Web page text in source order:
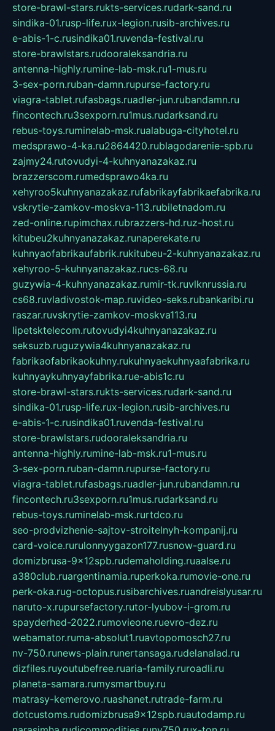
store-brawl-stars.rukts-services.rudark-sand.ru
sindika-01.rusp-life.rux-legion.rusib-archives.ru
e-abis-1-c.rusindika01.ruvenda-festival.ru
store-brawlstars.rudooraleksandria.ru
antenna-highly.rumine-lab-msk.ru1-mus.ru
3-sex-porn.ruban-damn.rupurse-factory.ru
viagra-tablet.rufasbags.ruadler-jun.rubandamn.ru
fincontech.ru3sexporn.ru1mus.rudarksand.ru
rebus-toys.ruminelab-msk.rualabuga-cityhotel.ru
medsprawo-4-ka.ru2864420.rublagodarenie-spb.ru
zajmy24.rutovudyi-4-kuhnyanazakaz.ru
brazzerscom.rumedsprawo4ka.ru
xehyroo5kuhnyanazakaz.rufabrikayfabrikaefabrika.ru
vskrytie-zamkov-moskva-113.rubiletnadom.ru
zed-online.rupimchax.rubrazzers-hd.ruz-host.ru
kitubeu2kuhnyanazakaz.runaperekate.ru
kuhnyaofabrikaufabrik.rukitubeu-2-kuhnyanazakaz.ru
xehyroo-5-kuhnyanazakaz.rucs-68.ru
guzywia-4-kuhnyanazakaz.rumir-tk.ruvlknrussia.ru
cs68.ruvladivostok-map.ruvideo-seks.rubankaribi.ru
raszar.ruvskrytie-zamkov-moskva113.ru
lipetsktelecom.rutovudyi4kuhnyanazakaz.ru
seksuzb.ruguzywia4kuhnyanazakaz.ru
fabrikaofabrikaokuhny.rukuhnyaekuhnyaafabrika.ru
kuhnyaykuhnyayfabrika.rue-abis1c.ru
store-brawl-stars.rukts-services.rudark-sand.ru
sindika-01.rusp-life.rux-legion.rusib-archives.ru
e-abis-1-c.rusindika01.ruvenda-festival.ru
store-brawlstars.rudooraleksandria.ru
antenna-highly.rumine-lab-msk.ru1-mus.ru
3-sex-porn.ruban-damn.rupurse-factory.ru
viagra-tablet.rufasbags.ruadler-jun.rubandamn.ru
fincontech.ru3sexporn.ru1mus.rudarksand.ru
rebus-toys.ruminelab-msk.rurtdco.ru
seo-prodvizhenie-sajtov-stroitelnyh-kompanij.ru
card-voice.rurulonnyygazon177.rusnow-guard.ru
domizbrusa-9x12spb.rudemaholding.ruaalse.ru
a380club.ruargentinamia.ruperkoka.rumovie-one.ru
perk-oka.rug-octopus.rusibarchives.ruandreislyusar.ru
naruto-x.rupursefactory.rutor-lyubov-i-grom.ru
spayderhed-2022.rumovieone.ruevro-dez.ru
webamator.ruma-absolut1.ruavtopomosch27.ru
nv-750.runews-plain.runertansaga.rudelanalad.ru
dizfiles.ruyoutubefree.ruaria-family.ruroadli.ru
planeta-samara.rumysmartbuy.ru
matrasy-kemerovo.ruashanet.rutrade-farm.ru
dotcustoms.rudomizbrusa9x12spb.ruautodamp.ru